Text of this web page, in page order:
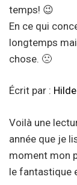
temps! 😉
En ce qui
longtemps
chose. 🙁
Écrit par : Hilde
Voilà une
année que je
moment mon
le fantastique